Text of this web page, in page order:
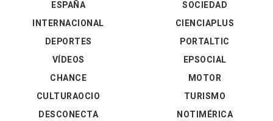
ESPAÑA
INTERNACIONAL
DEPORTES
VÍDEOS
SOCIEDAD
CIENCIAPLUS
PORTALTIC
EPSOCIAL
CHANCE
CULTURAOCIO
DESCONECTA
MOTOR
TURISMO
NOTIMÉRICA